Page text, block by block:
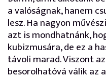
a valóságnak, hanem
lesz. Ha nagyon
azt is mondhatnánk,
kubizmusára, de ez a
távoli marad. Viszont
besorolhatóvá válik az